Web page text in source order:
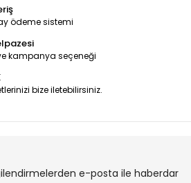
ödeme sistemi
kampanya seçeneği
bize iletebilirsiniz.
e-posta ile haberdar